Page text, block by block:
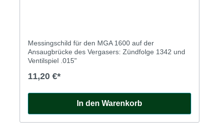
Messingschild für den MGA 1600 auf der
Ansaugbrücke des Vergasers: Zündfolge 1342 und
Ventilspiel .015"
11,20 €*
In den Warenkorb